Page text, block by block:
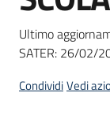
Ultimo
SATER: 26/02/
CondividiVedi